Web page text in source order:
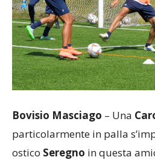
Bovisio Masciago – Una
particolarmente in palla
ostico Seregno in questa